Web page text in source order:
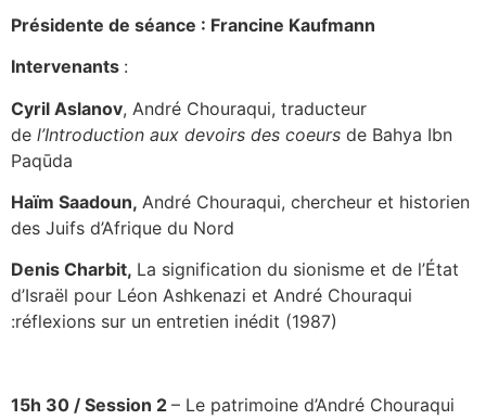
Présidente de séance : Francine Kaufmann
Intervenants :
Cyril Aslanov, André Chouraqui, traducteur
de l’Introduction aux devoirs des coeurs de Bahya Ibn
Paqūda
Haïm Saadoun, André Chouraqui, chercheur et historien
des Juifs d’Afrique du Nord
Denis Charbit, La signification du sionisme et de l’État
d’Israël pour Léon Ashkenazi et André Chouraqui
:réflexions sur un entretien inédit (1987)
15h 30 / Session 2 – Le patrimoine d’André Chouraqui